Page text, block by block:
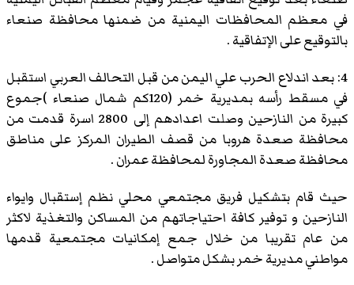
في معظم المحافظات اليمنية من ضمنها محافظة صنعاء
بالتوقيع على الإتفاقية .
4: بعد اندلاع الحرب علي اليمن من قبل التحالف العربي استقبل
في مسقط رأسه بمديرية خمر (120كم شمال صنعاء )جموع
كبيرة من النازحين وصلت اعدادهم إلى 2800 اسرة قدمت من
محافظة صعدة هروبا من قصف الطيران المركز على مناطق
محافظة صعدة المجاورة لمحافظة عمران .
حيث قام بتشكيل فريق مجتمعي محلي نظم إستقبال وايواء
النازحين و توفير كافة احتياجاتهم من المساكن والتغذية لاكثر
من عام تقريبا من خلال جمع إمكانيات مجتمعية قدمها
مواطني مديرية خمر بشكل متواصل .